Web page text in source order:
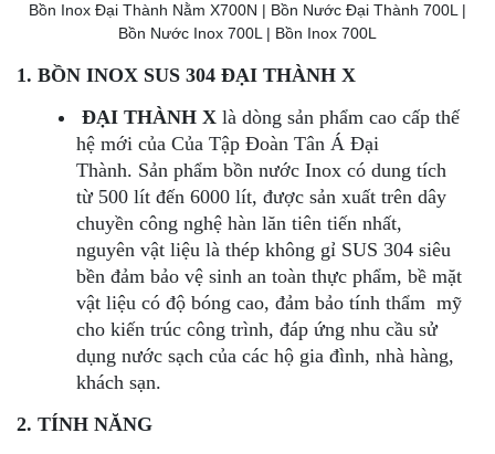
Bồn Inox Đại Thành Nằm X700N | Bồn Nước Đại Thành 700L |
Bồn Nước Inox 700L | Bồn Inox 700L
1. BỒN INOX SUS 304 ĐẠI THÀNH X
ĐẠI THÀNH X là dòng sản phẩm cao cấp thế
hệ mới của Của Tập Đoàn Tân Á Đại
Thành. Sản phẩm bồn nước Inox có dung tích
từ 500 lít đến 6000 lít, được sản xuất trên dây
chuyền công nghệ hàn lăn tiên tiến nhất,
nguyên vật liệu là thép không gỉ SUS 304 siêu
bền đảm bảo vệ sinh an toàn thực phẩm, bề mặt
vật liệu có độ bóng cao, đảm bảo tính thẩm mỹ
cho kiến trúc công trình, đáp ứng nhu cầu sử
dụng nước sạch của các hộ gia đình, nhà hàng,
khách sạn.
2. TÍNH NĂNG